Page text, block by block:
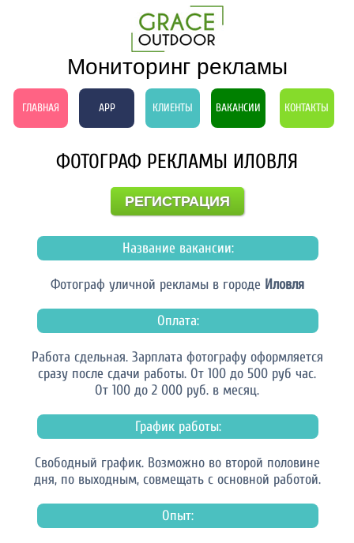
Мониторинг рекламы
ГЛАВНАЯ APP КЛИЕНТЫ ВАКАНСИИ КОНТАКТЫ
ФОТОГРАФ РЕКЛАМЫ ИЛОВЛЯ
РЕГИСТРАЦИЯ
Название вакансии:
Фотограф уличной рекламы в городе Иловля
Оплата:
Работа сдельная. Зарплата фотографу оформляется
сразу после сдачи работы. От 100 до 500 руб час.
От 100 до 2 000 руб. в месяц.
График работы:
Свободный график. Возможно во второй половине
дня, по выходным, совмещать с основной работой.
Опыт: